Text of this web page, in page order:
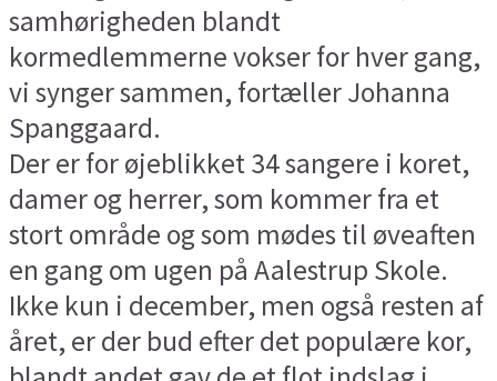
samhørigheden blandt
kormedlemmerne vokser for hver gang,
vi synger sammen, fortæller Johanna
Spanggaard.
Der er for øjeblikket 34 sangere i koret,
damer og herrer, som kommer fra et
stort område og som mødes til øveaften
en gang om ugen på Aalestrup Skole.
Ikke kun i december, men også resten af
året, er der bud efter det populære kor,